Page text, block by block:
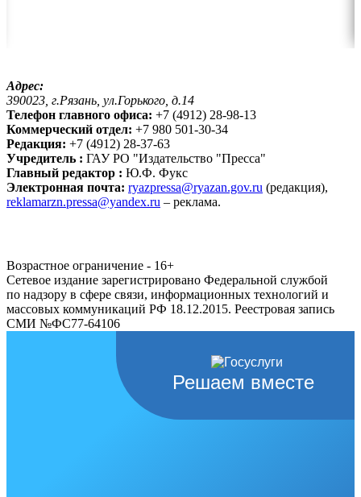
Адрес:
390023, г.Рязань, ул.Горького, д.14
Телефон главного офиса: +7 (4912) 28-98-13
Коммерческий отдел: +7 980 501-30-34
Редакция: +7 (4912) 28-37-63
Учредитель : ГАУ РО "Издательство "Пресса"
Главный редактор : Ю.Ф. Фукс
Электронная почта: ryazpressa@ryazan.gov.ru (редакция),
reklamarzn.pressa@yandex.ru – реклама.
Возрастное ограничение - 16+
Сетевое издание зарегистрировано Федеральной службой
по надзору в сфере связи, информационных технологий и
массовых коммуникаций РФ 18.12.2015. Реестровая запись
СМИ №ФС77-64106
Решаем вместе